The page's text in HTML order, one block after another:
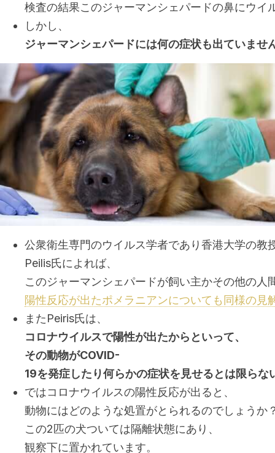
検査の結果このジャーマンシェパードの鼻にウ
しかし、
ジャーマンシェパードには何の症状も出ていませ
公衆衛生専門のウイルス学者であり香港大学の教
Peilis氏によれば、
このジャーマンシェパードが飼い主かその他の
陽性反応が出たポメラニアンについても同様の見
またPeiris氏は、
コロナウイルスで陽性が出たからといって、
その動物がCOVID-
19を発症したり何らかの症状を見せるとは限らな
ではコロナウイルスの陽性反応が出ると、
動物にはどのような処置がとられるのでしょうか
この2匹の犬ついては隔離状態にあり、
観察下に置かれています。